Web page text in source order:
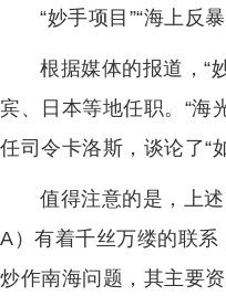
“妙手项目”“海上反
根据媒体的报道，“
宾、日本等地任职。“海
任司令卡洛斯，谈论了“
值得注意的是，上
A）有着千丝万缕的联
炒作南海问题，其主要